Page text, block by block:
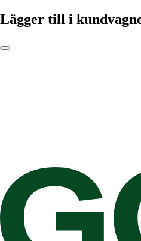
Lägger till i